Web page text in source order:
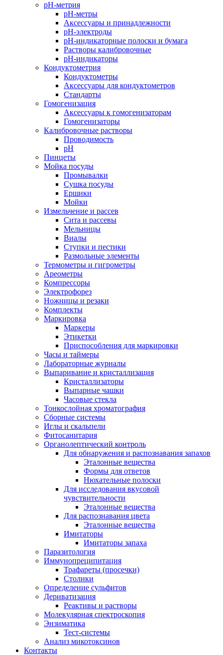
pH-метрия
pH-метры
Аксессуары и принадлежности
pH-электроды
pH-индикаторные полоски и бумага
Растворы калибровочные
pH-индикаторы
Кондуктометрия
Кондуктометры
Аксессуары для кондуктометров
Стандарты
Гомогенизация
Аксессуары к гомогенизаторам
Гомогенизаторы
Калибровочные растворы
Проводимость
pH
Пинцеты
Мойка посуды
Промывалки
Сушка посуды
Ершики
Мойки
Измельчение и рассев
Сита и рассевы
Мельницы
Виалы
Ступки и пестики
Размольные элементы
Термометры и гигрометры
Ареометры
Компрессоры
Электрофорез
Ножницы и резаки
Комплекты
Маркировка
Маркеры
Этикетки
Приспособления для маркировки
Часы и таймеры
Лабораторные журналы
Выпаривание и кристаллизация
Кристаллизаторы
Выпарные чашки
Часовые стекла
Тонкослойная хроматография
Сборные системы
Иглы и скальпели
Фитосанитария
Органолептический контроль
Для обнаружения и распознавания запахов
Эталонные вещества
Формы для ответов
Нюхательные полоски
Для исследования вкусовой
чувствительности
Эталонные вещества
Для распознавания цвета
Эталонные вещества
Имитаторы
Имитаторы запаха
Паразитология
Иммунопреципитация
Трафареты (просечки)
Столики
Определение сульфитов
Дериватизация
Реактивы и растворы
Молекулярная спектроскопия
Энзиматика
Тест-системы
Анализ микотоксинов
Контакты